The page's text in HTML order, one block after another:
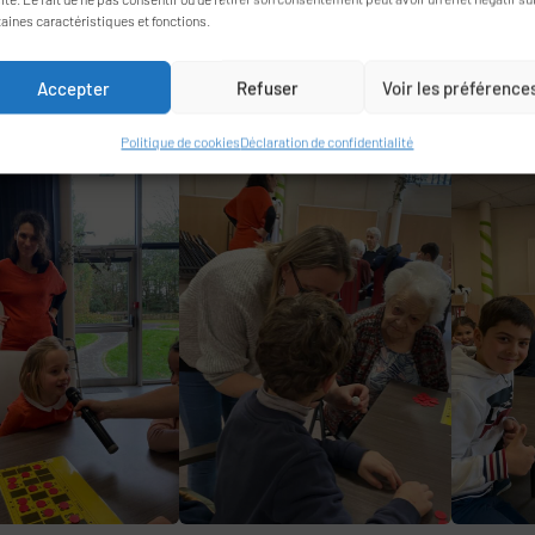
caractéristiques et fonctions.
Accepter Refuser Voir les
Politique de cookiesDéclaration de confidentialité